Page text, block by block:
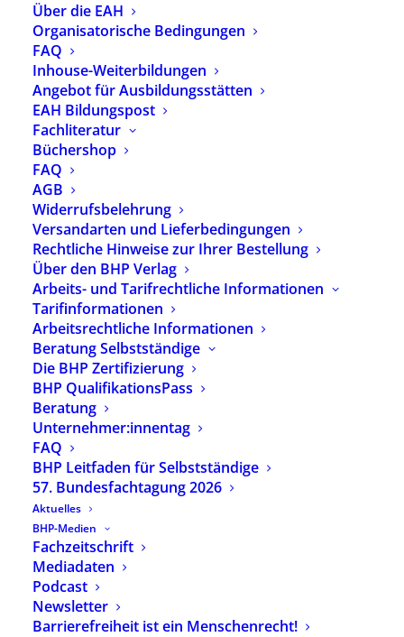
Über die EAH
Organisatorische Bedingungen
FAQ
Inhouse-Weiterbildungen
Angebot für Ausbildungsstätten
EAH Bildungspost
Fachliteratur
Büchershop
FAQ
AGB
Widerrufsbelehrung
Versandarten und Lieferbedingungen
Rechtliche Hinweise zur Ihrer Bestellung
Über den BHP Verlag
Arbeits- und Tarifrechtliche Informationen
Tarifinformationen
Arbeitsrechtliche Informationen
Beratung Selbstständige
Die BHP Zertifizierung
BHP QualifikationsPass
Beratung
Unternehmer:innentag
FAQ
BHP Leitfaden für Selbstständige
57. Bundesfachtagung 2026
Aktuelles
BHP-Medien
Fachzeitschrift
Mediadaten
Podcast
Newsletter
Barrierefreiheit ist ein Menschenrecht!
heruntergeladen werden:
[wpfilebase tag=file id=1650 tpl=download-button
/]
Neueste Beiträge
Neue Ausgabe der BHP-Fachzeitschrift
heilpaedagogik.de erschienen
29. Juli 2026
heilpaedagogik.de | 2026-03
24. Juli 2026
Heilpädagogik-Podcast mit neuer Folge: Michael
Hipp – Was brauchen Kinder psychisch
erkrankter Eltern?
13. Juli 2026
Neue YouTube-Reihe des BHP: „Echt Kathrin –
Heilpädagogik unplugged“ startet
8. Juli 2026
Teilhabe ist kein Effizienzproblem: BHP-Replik
zum Papier „Effizienter Ressourceneinsatz bei
Leistungsgesetzen“
2. Juli 2026
Aktuelle Termine